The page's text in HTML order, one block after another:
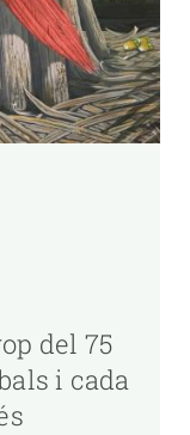
del 75
i cada